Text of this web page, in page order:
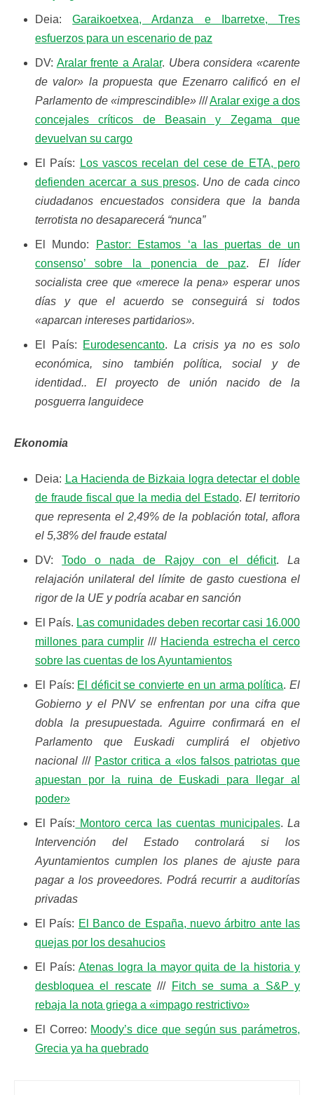
Deia:Garaikoetxea, Ardanza e Ibarretxe, Tres
esfuerzos para un escenario de paz
DV: Aralar frente a Aralar. Ubera considera «carente
de valor» la propuesta que Ezenarro calificó en el
Parlamento de «imprescindible» ///Aralar exige a dos
concejales críticos de Beasain y Zegama que
devuelvan su cargo
El País:
Los vascos recelan del cese de ETA, pero
defienden acercar a sus presos. Uno de cada cinco
ciudadanos encuestados considera que la banda
terrotista no desaparecerá “nunca”
El Mundo:
Pastor: Estamos ‘a las puertas de un
consenso’ sobre la ponencia de paz. El líder
socialista cree que «merece la pena» esperar unos
días y que el acuerdo se conseguirá si todos
«aparcan intereses partidarios».
El País: Eurodesencanto. La crisis ya no es solo
económica, sino también política, social y de
identidad.. El proyecto de unión nacido de la
posguerra languidece
Ekonomia
Deia: La Hacienda de Bizkaia logra detectar el doble
de fraude fiscal que la media del Estado. El territorio
que representa el 2,49% de la población total, aflora
el 5,38% del fraude estatal
DV:Todo o nada de Rajoy con el déficit. La
relajación unilateral del límite de gasto cuestiona el
rigor de la UE y podría acabar en sanción
El País. Las comunidades deben recortar casi 16.000
millones para cumplir /// Hacienda estrecha el cerco
sobre las cuentas de los Ayuntamientos
El País: El déficit se convierte en un arma política.El
Gobierno y el PNV se enfrentan por una cifra que
dobla la presupuestada. Aguirre confirmará en el
Parlamento que Euskadi cumplirá el objetivo
nacional /// Pastor critica a «los falsos patriotas que
apuestan por la ruina de Euskadi para llegar al
poder»
El País: Montoro cerca las cuentas municipales.La
Intervención del Estado controlará si los
Ayuntamientos cumplen los planes de ajuste para
pagar a los proveedores. Podrá recurrir a auditorías
privadas
El País: El Banco de España, nuevo árbitro ante las
quejas por los desahucios
El País: Atenas logra la mayor quita de la historia y
desbloquea el rescate/// Fitch se suma a S&P y
rebaja la nota griega a «impago restrictivo»
El Correo: Moody’s dice que según sus parámetros,
Grecia ya ha quebrado